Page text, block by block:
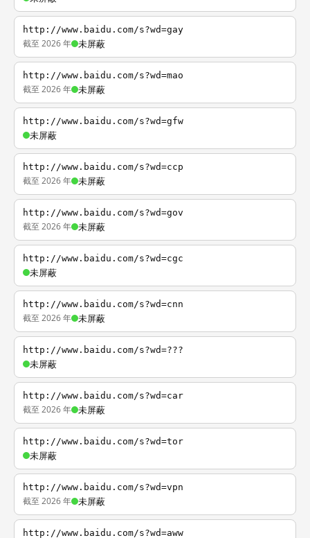
http://www.baidu.com/s?wd=gay
截至 2026 年 未屏蔽
http://www.baidu.com/s?wd=mao
截至 2026 年 未屏蔽
http://www.baidu.com/s?wd=gfw
未屏蔽
http://www.baidu.com/s?wd=ccp
截至 2026 年 未屏蔽
http://www.baidu.com/s?wd=gov
截至 2026 年 未屏蔽
http://www.baidu.com/s?wd=cgc
未屏蔽
http://www.baidu.com/s?wd=cnn
截至 2026 年 未屏蔽
http://www.baidu.com/s?wd=???
未屏蔽
http://www.baidu.com/s?wd=car
截至 2026 年 未屏蔽
http://www.baidu.com/s?wd=tor
未屏蔽
http://www.baidu.com/s?wd=vpn
截至 2026 年 未屏蔽
http://www.baidu.com/s?wd=aww